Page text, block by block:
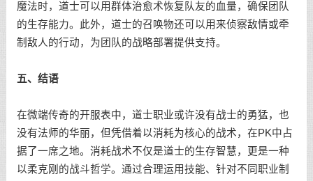
魔法时，道士可以用群体治愈术恢复队友的血量，确保团队
的生存能力。此外，道士的召唤物还可以用来侦察敌情或牵
制敌人的行动，为团队的战略部署提供支持。
五、结语
在微端传奇的开服表中，道士职业或许没有战士的勇猛，也
没有法师的华丽，但凭借着以消耗为核心的战术，在PK中占
据了一席之地。消耗战术不仅是道士的生存智慧，更是一种
以柔克刚的战斗哲学。通过合理运用技能、针对不同职业制